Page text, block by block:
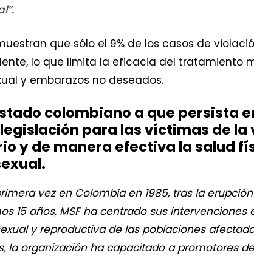
que sólo el 9% de los casos de
lo que limita la eficacia del tratamiento
y embarazos no deseados.
colombiano a que persista
para las víctimas de
y de manera efectiva la salud
vez en Colombia en 1985, tras la
15 años, MSF ha centrado sus
y reproductiva de las poblaciones
la organización ha capacitado a promotores